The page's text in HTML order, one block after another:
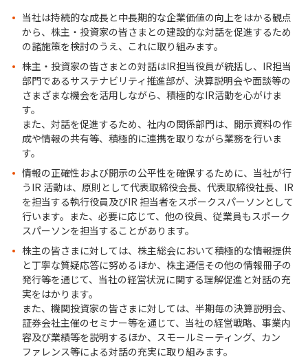
当社は持続的な成長と中長期的な企業価値の向上をはかる観点
から、株主・投資家の皆さまとの建設的な対話を促進するため
の諸施策を検討のうえ、これに取り組みます。
株主・投資家の皆さまとの対話はIR担当役員が統括し、IR担当
部門であるサステナビリティ推進部が、決算説明会や面談等の
さまざまな機会を活用しながら、積極的なIR活動を心がけま
す。
また、対話を促進するため、社内の関係部門は、開示資料の作
成や情報の共有等、積極的に連携を取りながら業務を行いま
す。
情報の正確性および開示の公平性を確保するために、当社が行
うIR 活動は、原則として代表取締役会長、代表取締役社長、IR
を担当する執行役員及びIR 担当者をスポークスパーソンとして
行います。また、必要に応じて、他の役員、従業員もスポーク
スパーソンを担当することがあります。
株主の皆さまに対しては、株主総会において積極的な情報提供
と丁寧な質疑応答に努めるほか、株主通信その他の情報冊子の
発行等を通じて、当社の経営状況に関する理解促進と対話の充
実をはかります。
また、機関投資家の皆さまに対しては、半期毎の決算説明会、
証券会社主催のセミナー等を通じて、当社の経営戦略、事業内
容及び業績等を説明するほか、スモールミーティング、カン
ファレンス等による対話の充実に取り組みます。